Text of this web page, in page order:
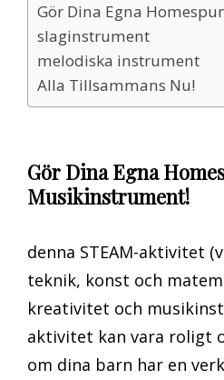
Gör Dina Egna
slaginstrument
melodiska instrument
Alla Tillsammans Nu!
Gör Dina Egna
Musikinstrument!
denna STEAM-aktivitet
teknik, konst och
kreativitet och
aktivitet kan vara roligt
om dina barn har en